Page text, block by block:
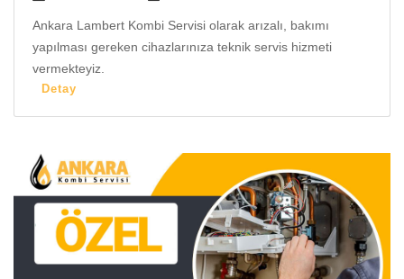
Ankara Lambert Kombi Servisi olarak arızalı, bakımı
yapılması gereken cihazlarınıza teknik servis hizmeti
vermekteyiz.
Detay